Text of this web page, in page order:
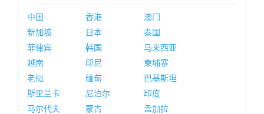
中国 香港
澳门
新加坡
日本
泰国
菲律宾
韩国
马来西亚
越南
印尼
柬埔寨
老挝
缅甸
巴基斯坦
斯里兰卡
尼泊尔
印度
马尔代夫
蒙古
孟加拉